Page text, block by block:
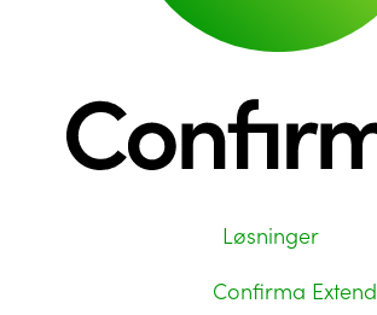
Løsninger
Confirma Extend